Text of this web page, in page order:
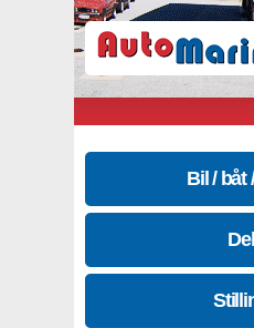
Bil / båt